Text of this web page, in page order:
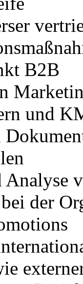
B2B
und
Analyse
der